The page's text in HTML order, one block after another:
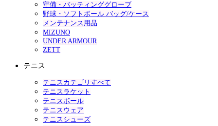
守備・バッティンググローブ
野球・ソフトボール バッグ/ケース
メンテナンス用品
MIZUNO
UNDER ARMOUR
ZETT
テニス
テニスカテゴリすべて
テニスラケット
テニスボール
テニスウェア
テニスシューズ